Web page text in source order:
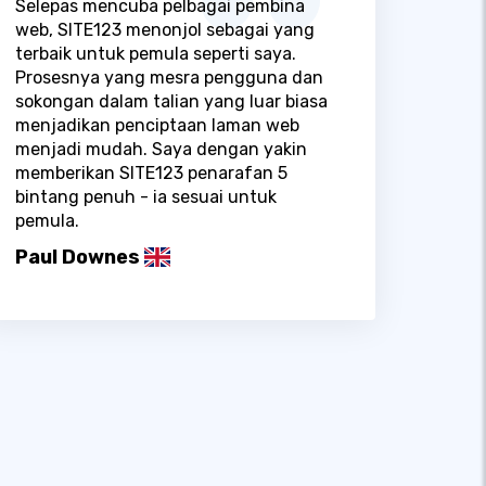
Selepas mencuba pelbagai pembina
web, SITE123 menonjol sebagai yang
terbaik untuk pemula seperti saya.
Prosesnya yang mesra pengguna dan
sokongan dalam talian yang luar biasa
menjadikan penciptaan laman web
menjadi mudah. Saya dengan yakin
memberikan SITE123 penarafan 5
bintang penuh - ia sesuai untuk
pemula.
Paul Downes